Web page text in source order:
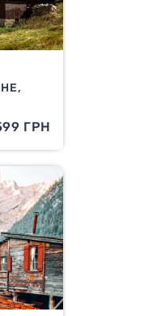
ГРН